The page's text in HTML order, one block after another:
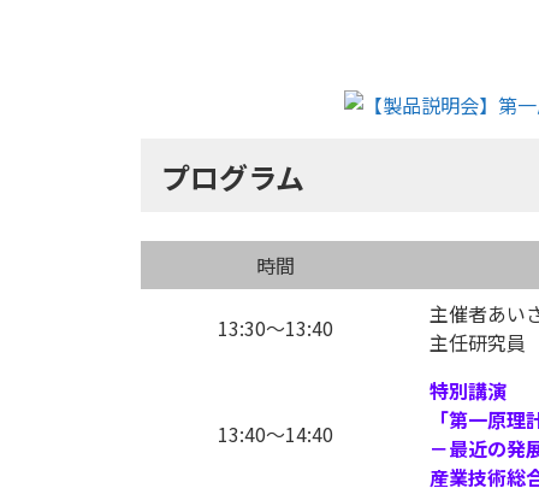
プログラム
時間
13:30～13:40
主催者あい
主任研究
13:40～14:40
特別講演
「第一原
－最近の発
産業技術総